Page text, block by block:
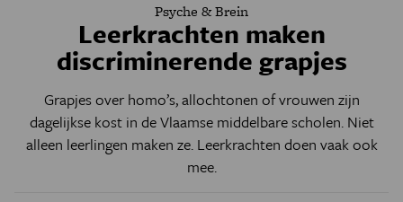
Psyche & Brein
Leerkrachten maken
discriminerende grapjes
Grapjes over homo’s, allochtonen of vrouwen zijn
dagelijkse kost in de Vlaamse middelbare scholen. Niet
alleen leerlingen maken ze. Leerkrachten doen vaak ook
mee.